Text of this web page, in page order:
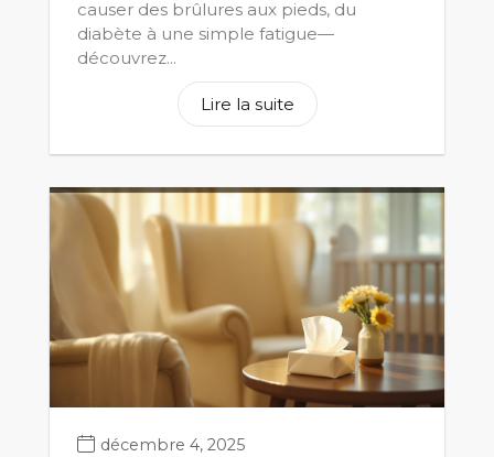
causer des brûlures aux pieds, du
diabète à une simple fatigue—
découvrez...
Lire la suite
décembre 4, 2025